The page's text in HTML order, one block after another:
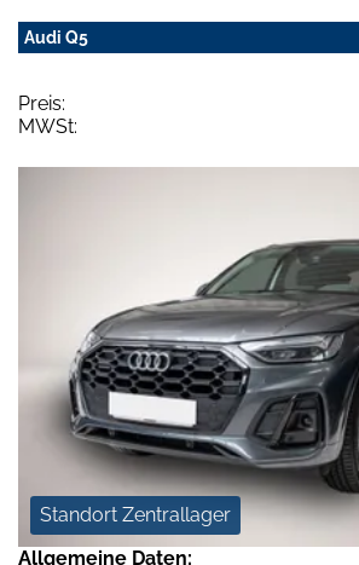
Audi Q5
Preis:
MWSt:
Standort Zentrallager
Allgemeine Daten: